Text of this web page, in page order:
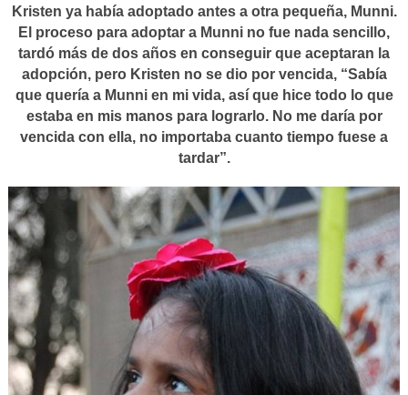
Kristen ya había adoptado antes a otra pequeña, Munni.
El proceso para adoptar a Munni no fue nada sencillo,
tardó más de dos años en conseguir que aceptaran la
adopción, pero Kristen no se dio por vencida, “Sabía
que quería a Munni en mi vida, así que hice todo lo que
estaba en mis manos para lograrlo. No me daría por
vencida con ella, no importaba cuanto tiempo fuese a
tardar”.